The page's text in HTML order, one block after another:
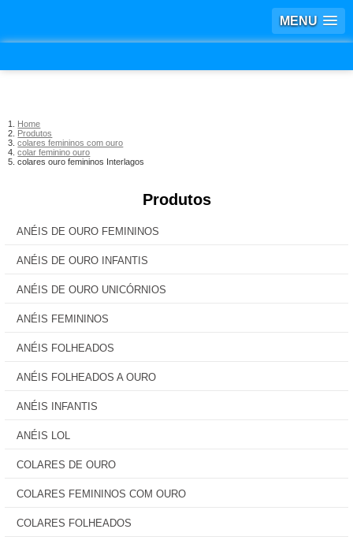
MENU
Home
Produtos
colares femininos com ouro
colar feminino ouro
colares ouro femininos Interlagos
Produtos
ANÉIS DE OURO FEMININOS
ANÉIS DE OURO INFANTIS
ANÉIS DE OURO UNICÓRNIOS
ANÉIS FEMININOS
ANÉIS FOLHEADOS
ANÉIS FOLHEADOS A OURO
ANÉIS INFANTIS
ANÉIS LOL
COLARES DE OURO
COLARES FEMININOS COM OURO
COLARES FOLHEADOS